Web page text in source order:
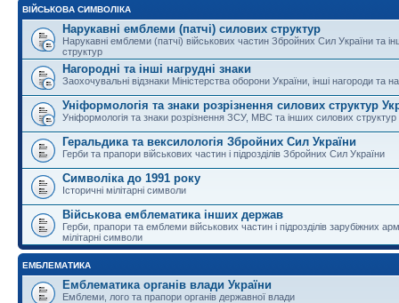
ВІЙСЬКОВА СИМВОЛІКА
Нарукавні емблеми (патчі) силових структур
Нарукавні емблеми (патчі) військових частин Збройних Сил України та
структур
Нагородні та інші нагрудні знаки
Заохочувальні відзнаки Міністерства оборони України, інші нагороди та
Уніформологія та знаки розрізнення силових структур
Уніформологія та знаки розрізнення ЗСУ, МВС та інших силових структур
Геральдика та вексилологія Збройних Сил України
Герби та прапори військових частин і підрозділів Збройних Сил України
Символіка до 1991 року
Історичні мілітарні символи
Військова емблематика інших держав
Герби, прапори та емблеми військових частин і підрозділів зарубіжних
мілітарні символи
ЕМБЛЕМАТИКА
Емблематика органів влади України
Емблеми, лого та прапори органів державної влади